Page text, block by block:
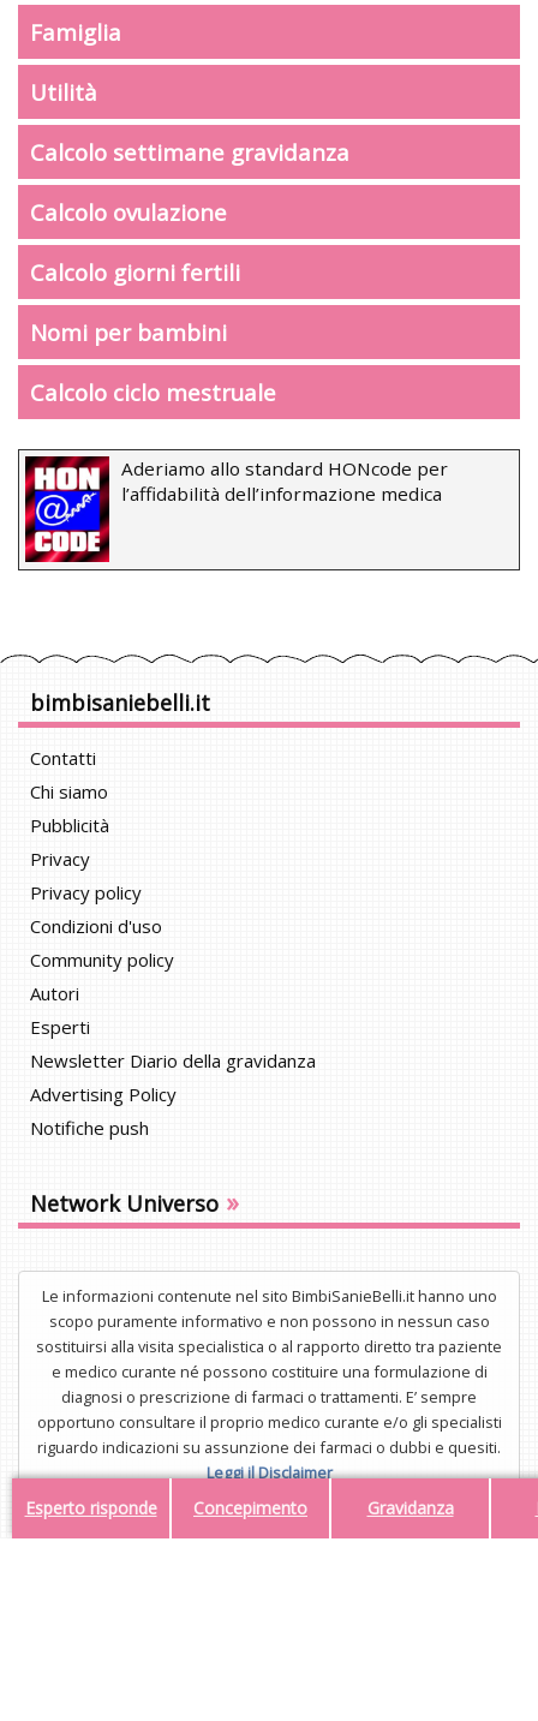
Esperto risponde Concepimento Gravidanza
Famiglia
Utilità
Calcolo settimane gravidanza
Calcolo ovulazione
Calcolo giorni fertili
Nomi per bambini
Calcolo ciclo mestruale
Aderiamo allo standard HONcode per
l’affidabilità dell’informazione medica
bimbisaniebelli.it
Contatti
Chi siamo
Pubblicità
Privacy
Privacy policy
Condizioni d'uso
Community policy
Autori
Esperti
Newsletter Diario della gravidanza
Advertising Policy
Notifiche push
Network Universo »
Le informazioni contenute nel sito BimbiSanieBelli.it hanno uno
scopo puramente informativo e non possono in nessun caso
sostituirsi alla visita specialistica o al rapporto diretto tra paziente
e medico curante né possono costituire una formulazione di
diagnosi o prescrizione di farmaci o trattamenti. E’ sempre
opportuno consultare il proprio medico curante e/o gli specialisti
riguardo indicazioni su assunzione dei farmaci o dubbi e quesiti.
Leggi il Disclaimer
UNISTAR Srl - Corso di Porta Nuova 3/A, 20121, Milano - P.IVA